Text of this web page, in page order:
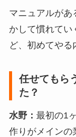
マニュアルがあ
かして慣れてい
ど、初めてやる
任せてもら
た？
水野： 最初の1
作りがメインの